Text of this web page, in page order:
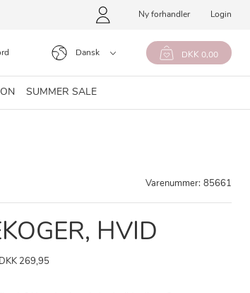
Ny forhandler Login
Dansk DKK 0,00
SUMMER SALE
Varenummer: 85661
HVID
269,95